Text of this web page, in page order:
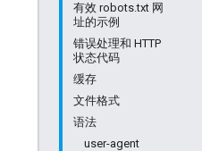
有效 robots.txt 网
址的示例
错误处理和 HTTP
状态代码
缓存
文件格式
语法
user-agent